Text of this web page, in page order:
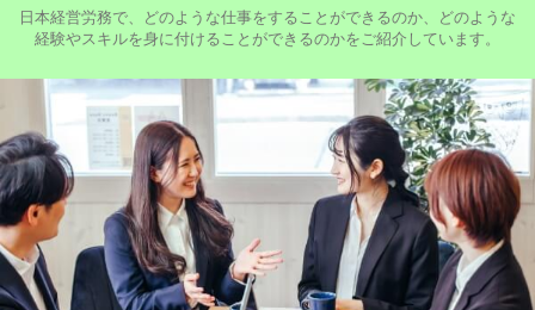
日本経営労務で、どのような仕事をすることができるのか、どのような
経験やスキルを身に付けることができるのかをご紹介しています。